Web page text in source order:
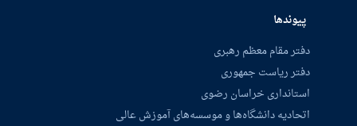
پیوندها
دفتر مقام معظم رهبری
دفتر ریاست جمهوری
استانداری خراسان رضوی
اتحادیه دانشگاه‌ها و موسسه‌های آموزش عالی